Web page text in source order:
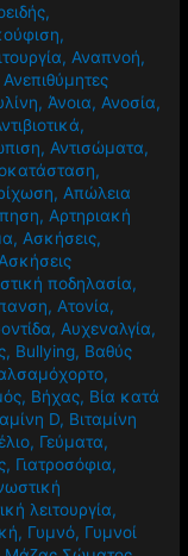
,
,
, Αναπνοή,
Ανεπιθύμητες
, Άνοια, Ανοσία,
,
, Αντισώματα,
,
, Απώλεια
, Αρτηριακή
, Ασκήσεις,
Ασκήσεις
ποδηλασία,
, Ατονία,
, Αυχεναλγία,
, Βullying, Βαθύς
,
, Βήχας, Βία κατά
D, Βιταμίνη
, Γεύματα,
, Γιατροσόφια,
λειτουργία,
, Γυμνό, Γυμνοί